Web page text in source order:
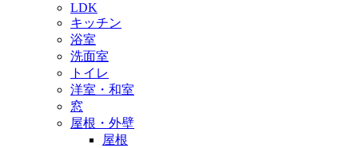
LDK
キッチン
浴室
洗面室
トイレ
洋室・和室
窓
屋根・外壁
屋根